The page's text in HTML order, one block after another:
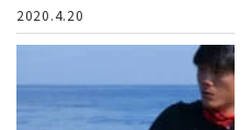
2020.4.20